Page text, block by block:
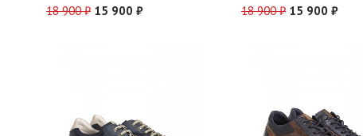
18 900 ₽ 15 900 ₽
18 900 ₽ 15 900 ₽